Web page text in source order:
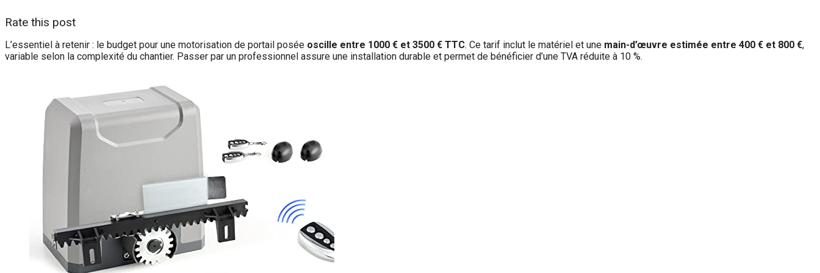
Rate this post
L’essentiel à retenir : le budget pour une motorisation de portail posée oscille entre 1000 € et 3500 € TTC. Ce tarif inclut le matériel et une main-d’œuvre estimée entre 400 € et 800 €,
variable selon la complexité du chantier. Passer par un professionnel assure une installation durable et permet de bénéficier d’une TVA réduite à 10 %.